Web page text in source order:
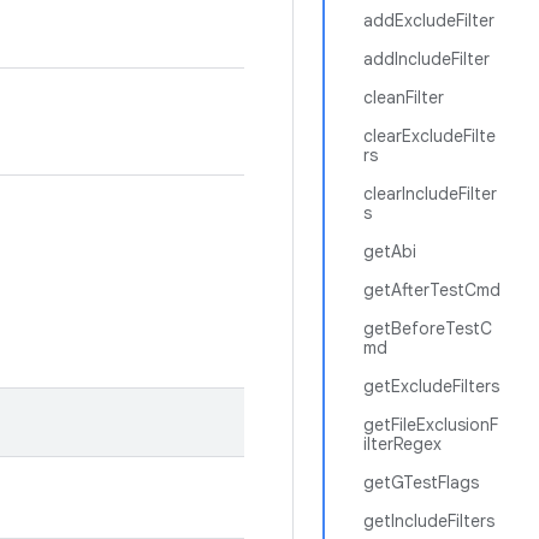
addExcludeFilter
addIncludeFilter
cleanFilter
clearExcludeFilte
rs
clearIncludeFilter
s
getAbi
getAfterTestCmd
getBeforeTestC
md
getExcludeFilters
getFileExclusionF
ilterRegex
getGTestFlags
getIncludeFilters